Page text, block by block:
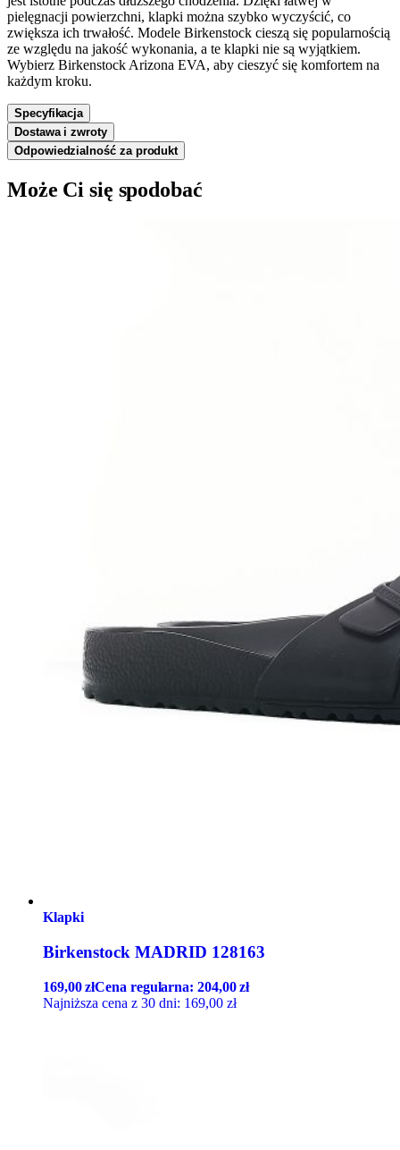
pielęgnacji powierzchni, klapki można szybko wyczyścić, co
zwiększa ich trwałość. Modele Birkenstock cieszą się popularnością
ze względu na jakość wykonania, a te klapki nie są wyjątkiem.
Wybierz Birkenstock Arizona EVA, aby cieszyć się komfortem na
każdym kroku.
Specyfikacja
Dostawa i zwroty
Odpowiedzialność za produkt
Może Ci się spodobać
Klapki
Birkenstock MADRID 128163
169,00złCena regularna:204,00zł
Najniższa cena z 30 dni: 169,00 zł